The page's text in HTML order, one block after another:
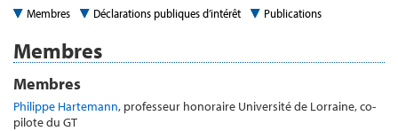
Membres Déclarations publiques d’intérêt Publications
Membres
Membres
Philippe Hartemann, professeur honoraire Université de Lorraine, co-
pilote du GT